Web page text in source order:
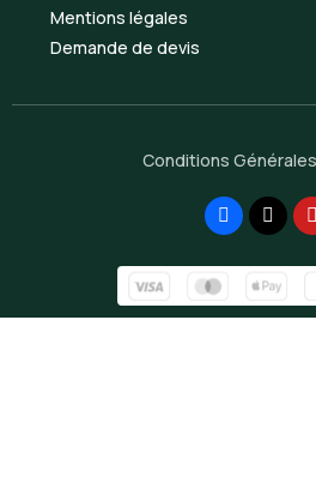
Mentions légales
Demande de devis
Conditions